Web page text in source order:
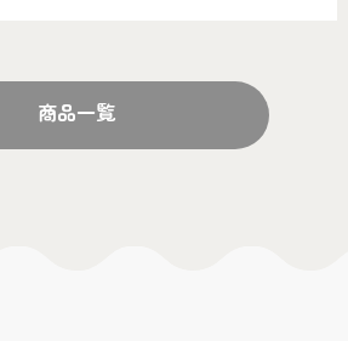
商品一覧